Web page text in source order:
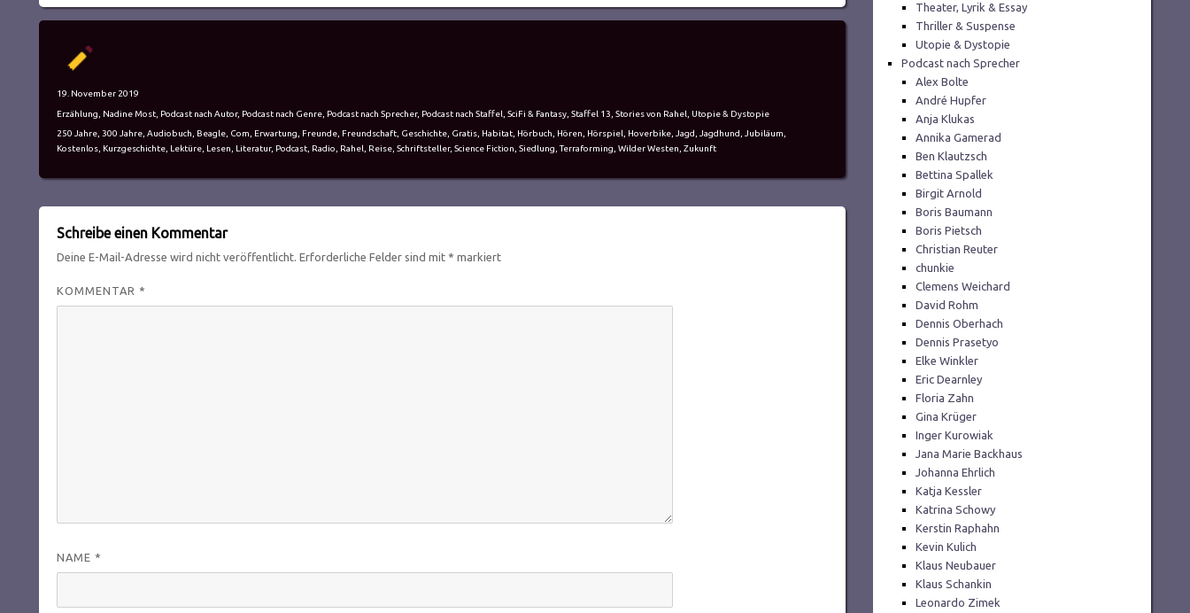
Veröffentlicht
19. November 2019
Kategorien
Erzählung Nadine Most Podcast nach Autor, Podcast nach Genre Podcast nach Sprecher, Podcast nach Staffel SciFi & Fantasy Staffel 13 Stories von Rahel
Utopie & Dystopie
Schlagwörter
250 Jahre 300 Jahre Audiobuch Beagle Com Erwartung Freunde Freundschaft Geschichte Gratis Habitat Hörbuch Hören Hörspiel Hoverbike Jagd Jagdhund Jubiläum
Kostenlos Kurzgeschichte Lektüre Lesen Literatur, Podcast Radio Rahel Reise Schriftsteller, Science Fiction Siedlung ,Terraforming Wilder Westen Zukunft
Schreibe einen Kommentar
Deine E-Mail-Adresse wird nicht veröffentlicht. Erforderliche Felder sind mit * markiert
KOMMENTAR *
NAME *
Theater, Lyrik & Essay
Thriller & Suspense
Utopie & Dystopie
Podcast nach Sprecher
Alex Bolte
André Hupfer
Anja Klukas
Annika Gamerad
Ben Klautzsch
Bettina Spallek
Birgit Arnold
Boris Baumann
Boris Pietsch
Christian Reuter
chunkie
Clemens Weichard
David Rohm
Dennis Oberhach
Dennis Prasetyo
Elke Winkler
Eric Dearnley
Floria Zahn
Gina Krüger
Inger Kurowiak
Jana Marie Backhaus
Johanna Ehrlich
Katja Kessler
Katrina Schowy
Kerstin Raphahn
Kevin Kulich
Klaus Neubauer
Klaus Schankin
Leonardo Zimek